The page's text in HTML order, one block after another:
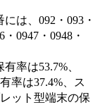
は、092・093・
0947・0948・
率は53.7%、
率は37.4%、ス
ット型端末の保